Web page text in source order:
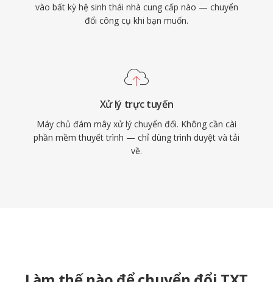
vào bất kỳ hệ sinh thái nhà cung cấp nào — chuyển
đổi công cụ khi bạn muốn.
Xử lý trực tuyến
Máy chủ đám mây xử lý chuyển đổi. Không cần cài
phần mềm thuyết trình — chỉ dùng trình duyệt và tải
về.